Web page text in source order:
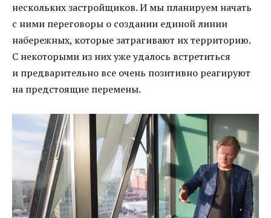
нескольких застройщиков. И мы планируем начать
с ними переговоры о создании единой линии
набережных, которые затрагивают их территорию.
С некоторыми из них уже удалось встретиться
и предварительно все очень позитивно реагируют
на предстоящие перемены.